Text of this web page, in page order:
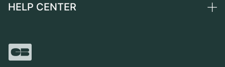
France
International
Independent Brands
Qui sommes-nous ?
Magazine
HELP CENTER
Retrait sur place